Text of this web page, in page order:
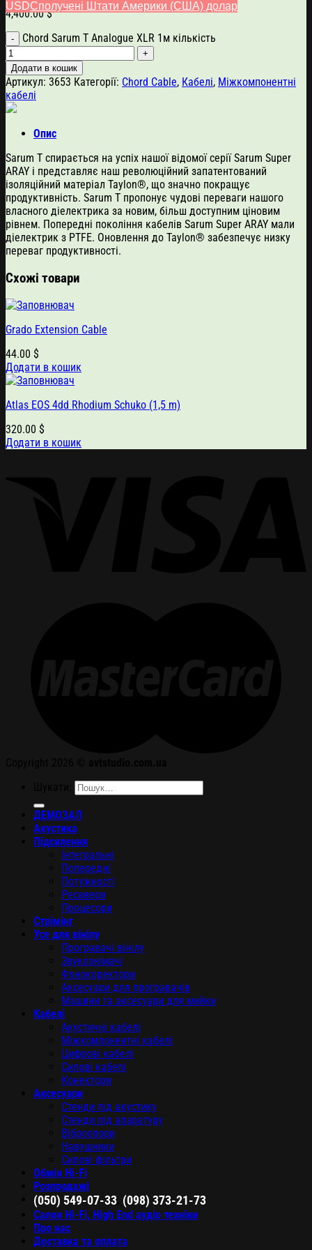
4,400.00$
Chord Sarum T Analogue XLR 1м кількість
Додати в кошик
Артикул: 3653 Категорії: Chord Cable, Кабелі, Міжкомпонентні
кабелі
Опис
Sarum T спирається на успіх нашої відомої серії Sarum Super
ARAY і представляє наш революційний запатентований
ізоляційний матеріал Taylon®, що значно покращує
продуктивність. Sarum T пропонує чудові переваги нашого
власного діелектрика за новим, більш доступним ціновим
рівнем. Попередні покоління кабелів Sarum Super ARAY мали
діелектрик з PTFE. Оновлення до Taylon® забезпечує низку
переваг продуктивності.
Схожі товари
Grado Extension Cable
44.00 $
Додати в кошик
Atlas EOS 4dd Rhodium Schuko (1,5 m)
320.00 $
Додати в кошик
ДЕМОЗАЛ
Акустика
Підсилення
Інтегральні
Попередні
Потужності
Ресивери
Процесори
Стрімінг
Усе для вінілу
Програвачі вінілу
Звукознімачі
Фонокоректори
Аксесуари для програвачів
Машини та аксесуари для мийки
Кабелі
Акустичні кабелі
Міжкомпонентні кабелі
Цифрові кабелі
Силові кабелі
Конектори
Аксесуари
Стенди під акустику
Стенди під апаратуру
Віброопори
Навушники
Силові фільтри
Обмін Hi-Fi
Розпродажі
(050) 549-07-33 (098) 373-21-73
Салон Hi-Fi, High End аудіо техніки
Про нас
Доставка та оплата
USDСполучені Штати Америки (США) долар